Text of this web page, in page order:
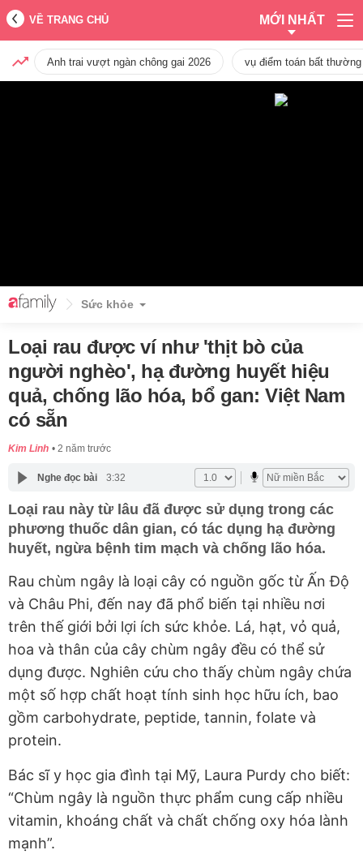
VỀ TRANG CHỦ MỚI NHẤT
Anh trai vượt ngàn chông gai 2026 vụ điểm toán bất
Sức khỏe
Loại rau được ví như 'thịt bò của
người nghèo', hạ đường huyết hiệu
quả, chống lão hóa, bổ gan: Việt Nam
có sẵn
Kim Linh 2 năm trước
Nghe đọc bài 3:32
Loại rau này từ lâu đã được sử dụng trong các
phương thuốc dân gian, có tác dụng hạ đường
huyết, ngừa bệnh tim mạch và chống lão hóa.
Rau chùm ngây là loại cây có nguồn gốc từ Ấn Độ
và Châu Phi, đến nay đã phổ biến tại nhiều nơi
trên thế giới bởi lợi ích sức khỏe. Lá, hạt, vỏ quả,
hoa và thân của cây chùm ngây đều có thể sử
dụng được. Nghiên cứu cho thấy chùm ngây chứa
một số hợp chất hoạt tính sinh học hữu ích, bao
gồm carbohydrate, peptide, tannin, folate và
protein.
Bác sĩ y học gia đình tại Mỹ, Laura Purdy cho biết:
“Chùm ngây là nguồn thực phẩm cung cấp nhiều
vitamin, khoáng chất và chất chống oxy hóa lành
mạnh”.